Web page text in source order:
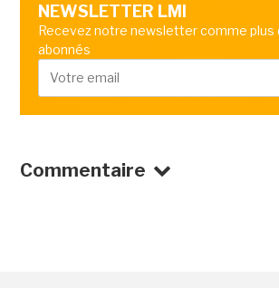
NEWSLETTER LMI
Recevez notre newsletter comme
abonnés
Commentaire